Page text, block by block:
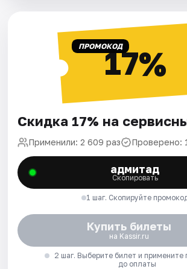
ПРОМОКОД17%
Скидка 17% на
Применили: 2 609 раз Проверено:
адмитад
Скопировать
1 шаг. Скопируйте
Купить билеты
на Kassir.ru
2 шаг. Выберите билет и примените
до оплаты